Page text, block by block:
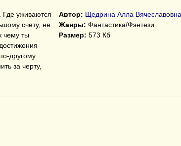
Где уживаются
счету, не
чему ты
другому
за черту,
Автор: Щедрина Алла Вячеславовна
Жанры: Фантастика/Фэнтези
Размер: 573 Кб